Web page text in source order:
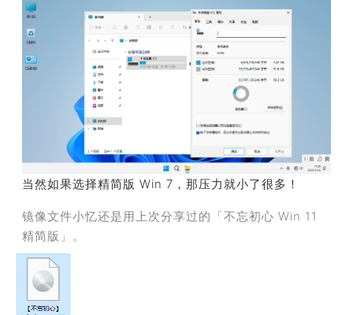
当然如果选择精简版 Win 7，那压力就小了很多！
镜像文件小忆还是用上次分享过的「不忘初心 Win 11
精简版」。